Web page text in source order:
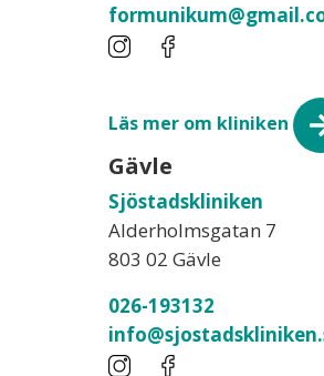
Läs mer om kliniken
Gävle
Sjöstadskliniken
Alderholmsgatan 7
803 02 Gävle
026-193132